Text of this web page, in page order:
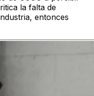
la falta de
entonces